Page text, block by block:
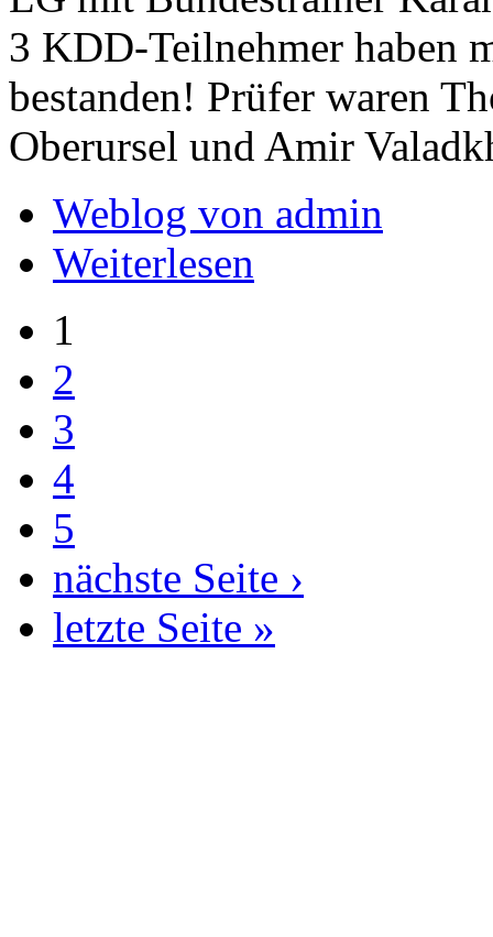
3 KDD-Teilnehmer haben
bestanden! Prüfer waren
Oberursel und Amir
Weblog von admin
Weiterlesen
1
2
3
4
5
nächste Seite ›
letzte Seite »